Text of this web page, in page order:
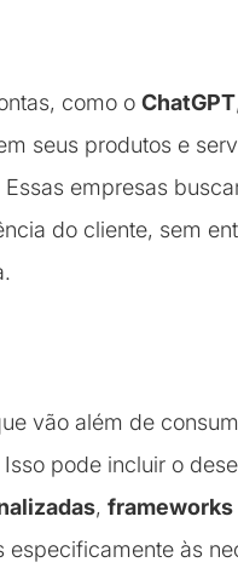
como o ChatGPT
seus produtos e
empresas
do cliente, sem
vão além de
pode incluir o
,
especificamente às